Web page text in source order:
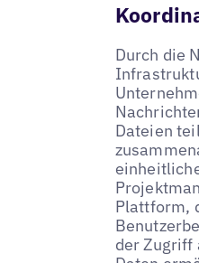
Durch die
Dateien
Plattform,
der Zugriff